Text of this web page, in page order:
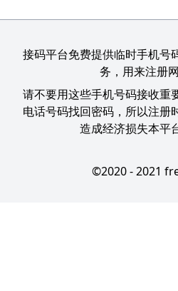
接码平台免费提供临时手机号
务，用来注册
请不要用这些手机号码接收重
电话号码找回密码，所以注册
造成经济损失本平
©2020 - 2021